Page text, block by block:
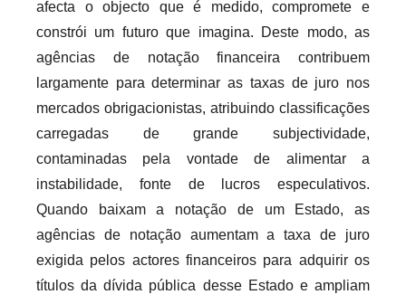
afecta o objecto que é medido, compromete e
constrói um futuro que imagina. Deste modo, as
agências de notação financeira contribuem
largamente para determinar as taxas de juro nos
mercados obrigacionistas, atribuindo classificações
carregadas de grande subjectividade,
contaminadas pela vontade de alimentar a
instabilidade, fonte de lucros especulativos.
Quando baixam a notação de um Estado, as
agências de notação aumentam a taxa de juro
exigida pelos actores financeiros para adquirir os
títulos da dívida pública desse Estado e ampliam